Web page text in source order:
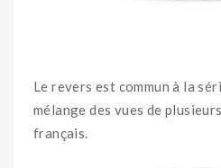
Le revers est commun à la
mélange des vues de
français.